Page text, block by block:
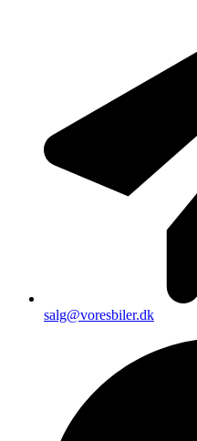
salg@voresbiler.dk